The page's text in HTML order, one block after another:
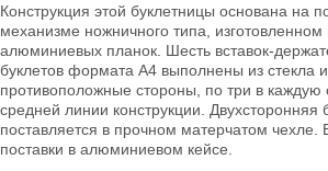
Конструкция этой буклетницы основана на
механизме ножничного типа, изготовленном
алюминиевых планок. Шесть вставок-
буклетов формата А4 выполнены из стекла
противоположные стороны, по три в каждую
средней линии конструкции. Двухсторонняя
поставляется в прочном матерчатом чехле.
поставки в алюминиевом кейсе.